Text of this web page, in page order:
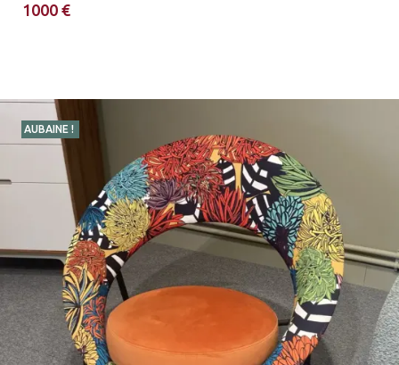
1000 €
AUBAINE !